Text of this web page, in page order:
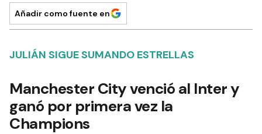
Añadir como fuente en
JULIÁN SIGUE SUMANDO ESTRELLAS
Manchester City venció al Inter y
ganó por primera vez la
Champions